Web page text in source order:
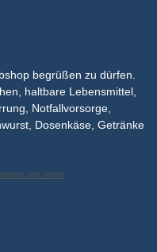
begrüßen zu dürfen.
haltbare Lebensmittel,
Notfallvorsorge,
Dosenkäse, Getränke
und mehr!